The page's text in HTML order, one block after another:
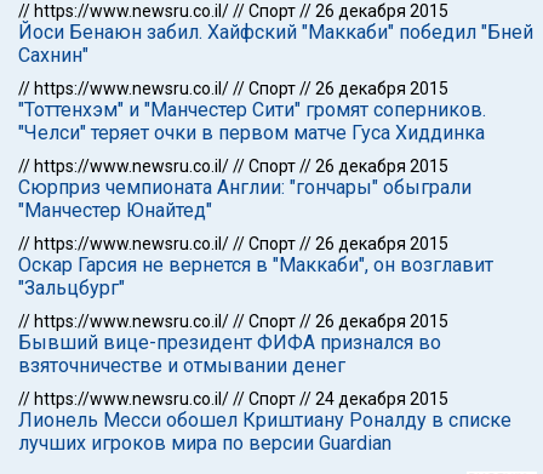
// https://www.newsru.co.il///Спорт//26 декабря 2015
Йоси Бенаюн забил. Хайфский "Маккаби" победил "Бней
Сахнин"
// https://www.newsru.co.il///Спорт//26 декабря 2015
"Тоттенхэм" и "Манчестер Сити" громят соперников.
"Челси" теряет очки в первом матче Гуса Хиддинка
// https://www.newsru.co.il///Спорт//26 декабря 2015
Сюрприз чемпионата Англии: "гончары" обыграли
"Манчестер Юнайтед"
// https://www.newsru.co.il///Спорт//26 декабря 2015
Оскар Гарсия не вернется в "Маккаби", он возглавит
"Зальцбург"
// https://www.newsru.co.il///Спорт//26 декабря 2015
Бывший вице-президент ФИФА признался во
взяточничестве и отмывании денег
// https://www.newsru.co.il///Спорт//24 декабря 2015
Лионель Месси обошел Криштиану Роналду в списке
лучших игроков мира по версии Guardian